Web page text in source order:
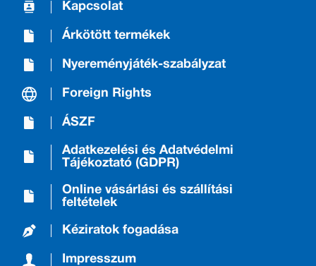
Kapcsolat
Árkötött termékek
Nyereményjáték-szabályzat
Foreign Rights
ÁSZF
Adatkezelési és Adatvédelmi
Tájékoztató (GDPR)
Online vásárlási és szállítási
feltételek
Kéziratok fogadása
Impresszum